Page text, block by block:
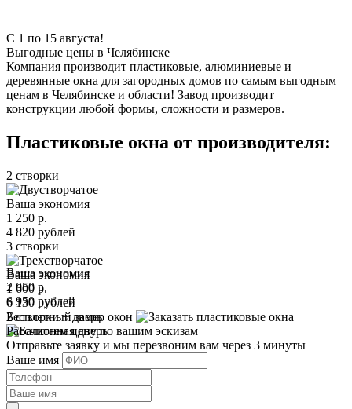
С 1 по 15 августа!
Выгодные цены в Челябинске
Компания производит пластиковые, алюминиевые и
деревянные окна для загородных домов по самым выгодным
ценам в Челябинске и области! Завод производит
конструкции любой формы, сложности и размеров.
Пластиковые окна от производителя:
2 створки
Ваша экономия
1 250 р.
4 820 рублей
3 створки
Ваша экономия
1 600 р.
6 130 рублей
2 створки + дверь
Ваша экономия
2 050 р.
6 950 рублей
Бесплатный замер окон
Рассчитаем ценупо вашим эскизам
Отправьте заявку и мы перезвоним вам через 3 минуты
Ваше имя